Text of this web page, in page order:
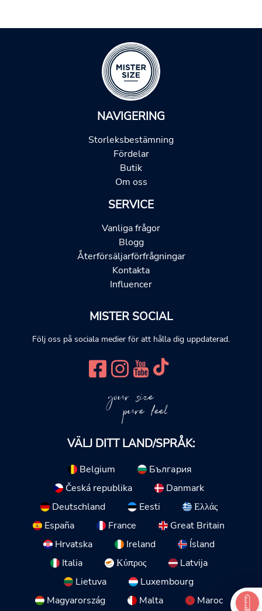
NAVIGERING
Storleksbestämning
Fördelar
Butik
Om oss
SERVICE
Vanliga frågor
Blogg
Återförsäljarförfrågningar
Kontakta
Influencer
MISTER SOCIAL
Följ oss på sociala medier för att hålla dig uppdaterad.
your size
pure feel
VÄLJ DITT LAND/SPRÅK:
Belgium
България
Česká republika
Danmark
Deutschland
Eesti
Ελλάς
España
France
Great Britain
Hrvatska
Ireland
Ísland
Italia
Κύπρος
Latvija
Lietuva
Luxembourg
Magyarország
Malta Maroc